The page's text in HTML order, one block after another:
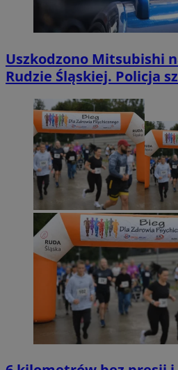
Uszkodzono Mitsubishi
Rudzie Śląskiej. Policja